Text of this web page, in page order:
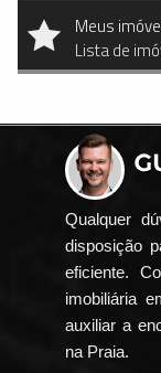
Meus
Lista de
Qualquer
disposição
eficiente.
imobiliária
auxiliar a
na Praia.